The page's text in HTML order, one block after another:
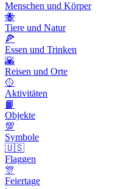
Menschen und Körper
🐝
Tiere und Natur
🍕
Essen und Trinken
🌇
Reisen und Orte
🥎
Aktivitäten
📙
Objekte
💯
Symbole
🇺🇸
Flaggen
🎊
Feiertage